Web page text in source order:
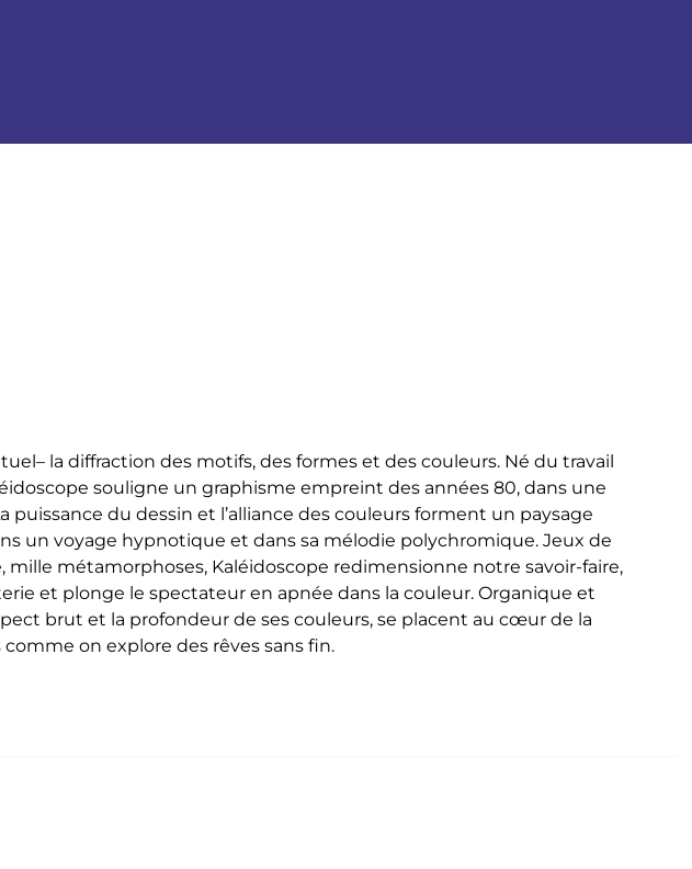
la diffraction des motifs, des formes et des couleurs. Né du travail
souligne un graphisme empreint des années 80, dans une
du dessin et l’alliance des couleurs forment un paysage
un voyage hypnotique et dans sa mélodie polychromique. Jeux de
métamorphoses, Kaléidoscope redimensionne notre savoir-faire,
et plonge le spectateur en apnée dans la couleur. Organique et
brut et la profondeur de ses couleurs, se placent au cœur de la
on explore des rêves sans fin.